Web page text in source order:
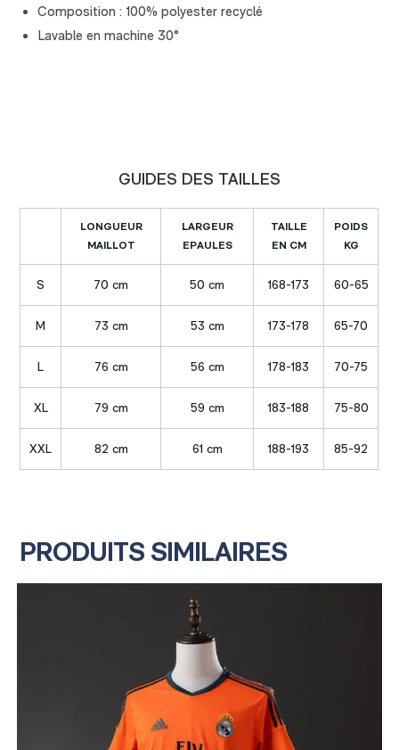
Composition : 100% polyester recyclé
Lavable en machine 30°
GUIDES DES TAILLES
LONGUEUR
MAILLOT
LARGEUR
EPAULES
TAILLE
EN CM
POIDS
KG
S 70 cm 50 cm 168-173 60-65
M 73 cm 53 cm 173-178 65-70
L 76 cm 56 cm 178-183 70-75
XL 79 cm 59 cm 183-188 75-80
XXL 82 cm 61 cm 188-193 85-92
PRODUITS SIMILAIRES